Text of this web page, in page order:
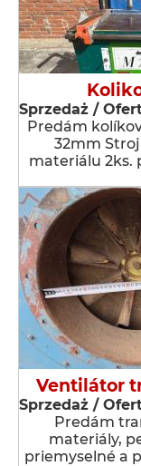
Sprzedaż /
Predám
32mm
materiálu 2ks.
Ventilátor
Sprzedaż /
Predám
materiály,
priemyselné a